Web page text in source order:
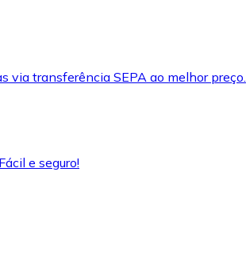
via transferência SEPA ao melhor preço.
e seguro!